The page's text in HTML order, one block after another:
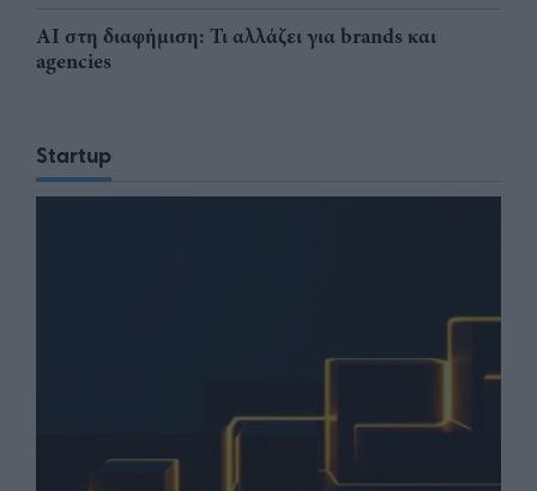
AI στη διαφήμιση: Τι αλλάζει για brands και
agencies
Startup